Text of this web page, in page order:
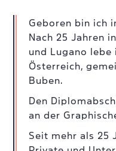
Geboren bin ich
Nach 25 Jahren
und Lugano
Österreich,
Buben.
Den
an der
Seit mehr als 25